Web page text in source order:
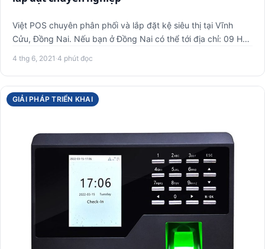
Việt POS chuyên phân phối và lắp đặt kệ siêu thị tại Vĩnh
Cửu, Đồng Nai. Nếu bạn ở Đồng Nai có thể tới địa chỉ: 09 Hồ
4 thg 6, 2021 ·4 phút đọc
GIẢI PHÁP TRIỂN KHAI